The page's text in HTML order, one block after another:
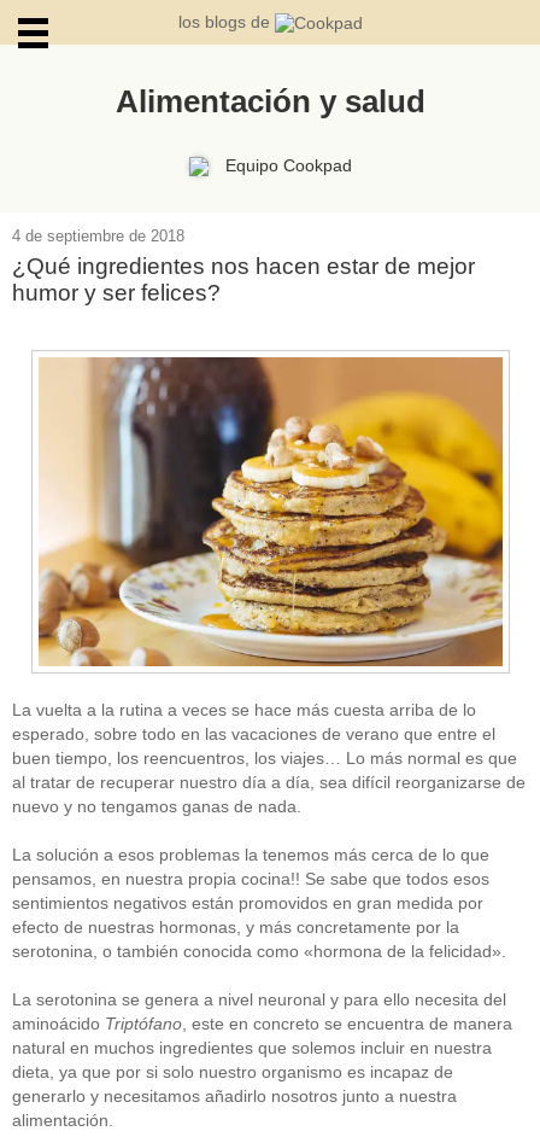
los blogs de
Alimentación y salud
Equipo Cookpad
4 de septiembre de 2018
¿Qué ingredientes nos hacen estar de mejor
humor y ser felices?
La vuelta a la rutina a veces se hace más cuesta arriba de lo
esperado, sobre todo en las vacaciones de verano que entre el
buen tiempo, los reencuentros, los viajes… Lo más normal es que
al tratar de recuperar nuestro día a día, sea difícil reorganizarse de
nuevo y no tengamos ganas de nada.
La solución a esos problemas la tenemos más cerca de lo que
pensamos, en nuestra propia cocina!! Se sabe que todos esos
sentimientos negativos están promovidos en gran medida por
efecto de nuestras hormonas, y más concretamente por la
serotonina, o también conocida como «hormona de la felicidad».
La serotonina se genera a nivel neuronal y para ello necesita del
aminoácido Triptófano, este en concreto se encuentra de manera
natural en muchos ingredientes que solemos incluir en nuestra
dieta, ya que por si solo nuestro organismo es incapaz de
generarlo y necesitamos añadirlo nosotros junto a nuestra
alimentación.